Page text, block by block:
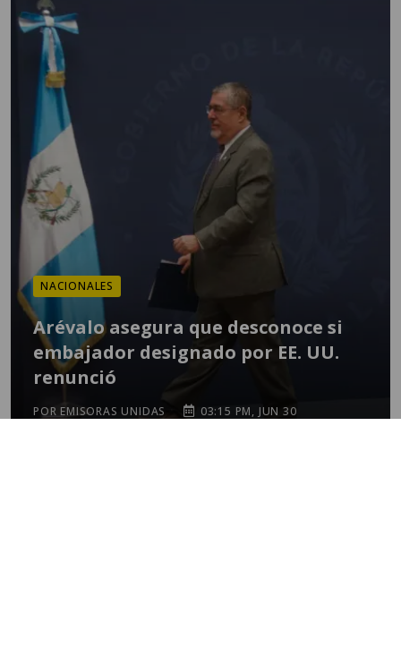
NACIONALES
Arévalo asegura que desconoce si
embajador designado por EE. UU.
renunció
POR EMISORAS UNIDAS 03:15 PM, JUN 30